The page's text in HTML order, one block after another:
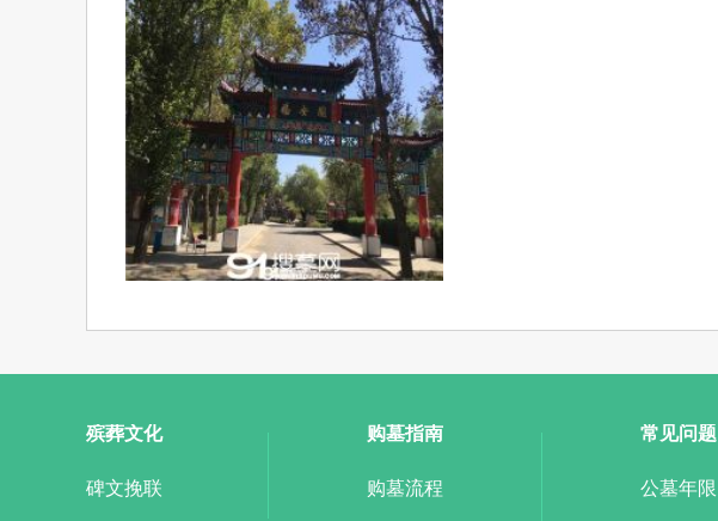
殡葬文化
碑文挽联
购墓指南
购墓流程
常见问题
公墓年限